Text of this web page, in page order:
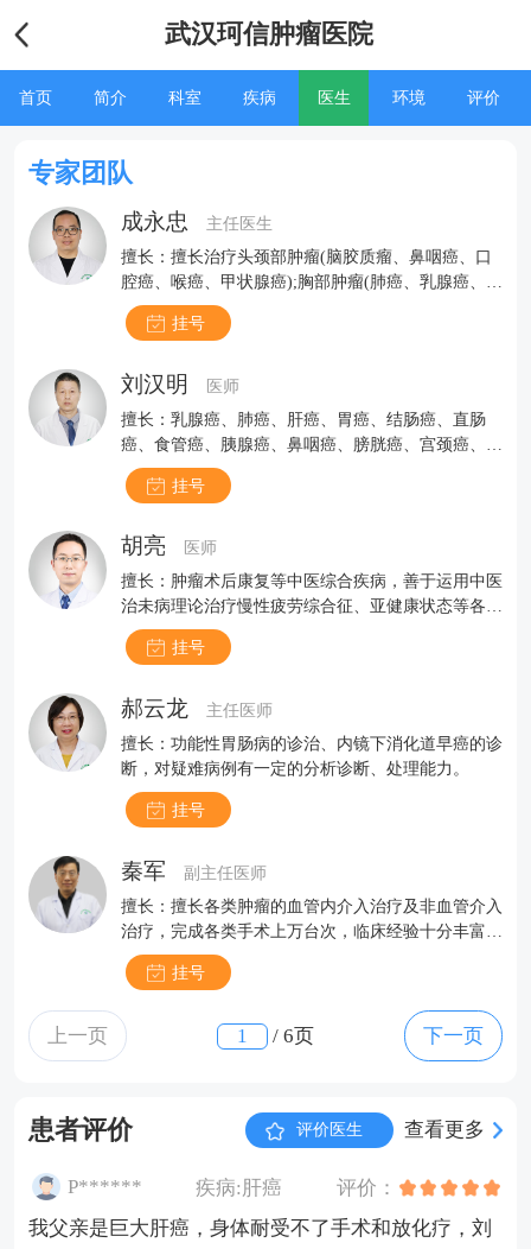
武汉珂信肿瘤医院
首页 简介 科室 疾病 医生 环境 评价
专家团队
成永忠
主任医生
擅长：擅长治疗头颈部肿瘤(脑胶质瘤、鼻咽癌、口
腔癌、喉癌、甲状腺癌);胸部肿瘤(肺癌、乳腺癌、食
管癌、纵隔淋巴瘤、胸腺瘤);腹部肿瘤(肝癌、胰腺
癌、胃癌、肠癌);盆腔肿瘤(膀胱癌、前列腺癌、宫颈
床治疗经验。
挂号
刘汉明
医师
擅长：乳腺癌、肺癌、肝癌、胃癌、结肠癌、直肠
癌、食管癌、胰腺癌、鼻咽癌、膀胱癌、宫颈癌、前
列腺癌、卵巢癌、肾癌、甲状腺癌、淋巴瘤等多种实
体肿瘤。挂号
胡亮
医师
擅长：肿瘤术后康复等中医综合疾病，善于运用中医
治未病理论治疗慢性疲劳综合征、亚健康状态等各种
慢性疾病病证，改善病患体质，指导养生防病。
挂号
郝云龙
主任医师
擅长：功能性胃肠病的诊治、内镜下消化道早癌的诊
断，对疑难病例有一定的分析诊断、处理能力。
挂号
秦军
副主任医师
擅长：擅长各类肿瘤的血管内介入治疗及非血管介入
治疗，完成各类手术上万台次，临床经验十分丰富。
熟练运用微创介入技术实现各类肿瘤综合化和精准化
治疗，能快速、准确、科学地对经治病患进行评估并
及并发症处理经验。
挂号
上一页 /6页 下一页
患者评价 评价医生 查看更多
P****** 疾病: 肝癌
评价：
我父亲是巨大肝癌，身体耐受不了手术和放化疗，刘